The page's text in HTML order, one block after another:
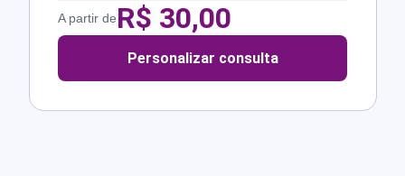
A partir deR$ 30,00
Personalizar consulta